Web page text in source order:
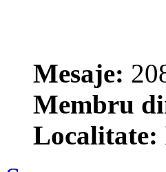
Mesaje:
Membru
Localitate: